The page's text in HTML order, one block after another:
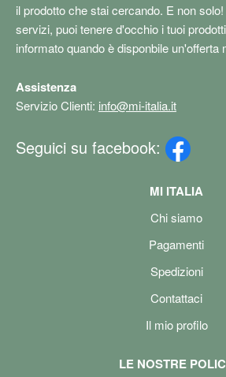
il prodotto che stai cercando. E non
servizi, puoi tenere d'occhio i tuoi
informato quando è disponbile un'offerta
Assistenza
Servizio Clienti: info@mi-italia.it
Seguici su facebook:
MI ITALIA
Chi siamo
Pagamenti
Spedizioni
Contattaci
Il mio profilo
LE NOSTRE